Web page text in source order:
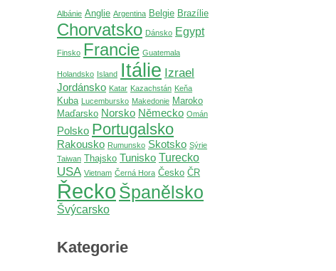
Albánie Anglie Argentina Belgie Brazílie
Chorvatsko Dánsko Egypt
Finsko Francie Guatemala
Holandsko Island Itálie Izrael
Jordánsko Katar Kazachstán Keňa
Kuba Lucembursko Makedonie Maroko
Maďarsko Norsko Německo Omán
Polsko Portugalsko
Rakousko Rumunsko Skotsko Sýrie
Taiwan Thajsko Tunisko Turecko
USA Vietnam Černá Hora Česko ČR
Řecko Španělsko
Švýcarsko
Kategorie